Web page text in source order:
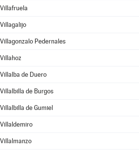
Villafruela
Villagalijo
Villagonzalo Pedernales
Villahoz
Villalba de Duero
Villalbilla de Burgos
Villalbilla de Gumiel
Villaldemiro
Villalmanzo